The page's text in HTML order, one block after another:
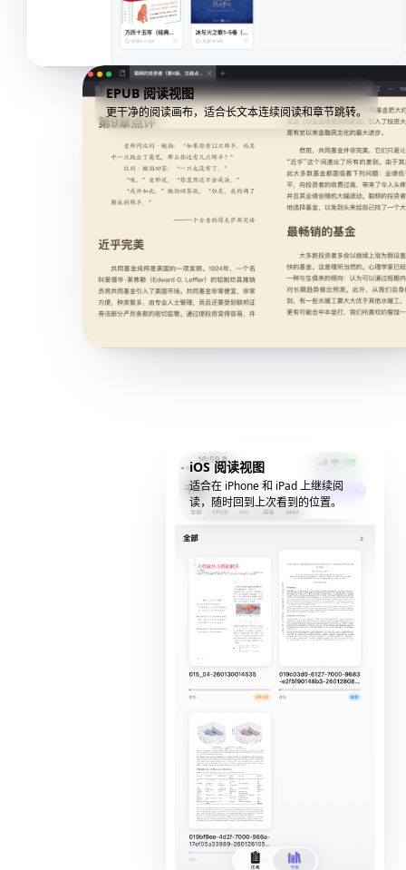
EPUB 阅读视图
更干净的阅读画布，适合长文本连续阅读和章节跳转。
iOS 阅读视图
适合在 iPhone 和 iPad 上继续阅
读，随时回到上次看到的位置。